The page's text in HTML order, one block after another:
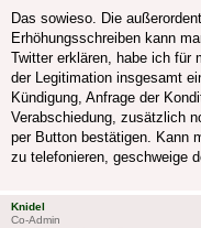
Das sowieso. Die
Erhöhungsschreiben kann
Twitter erklären, habe ich für
der Legitimation insgesamt
Kündigung, Anfrage der
Verabschiedung, zusätzlich
per Button bestätigen. Kann
zu telefonieren, geschweige
Knidel
Co-Admin